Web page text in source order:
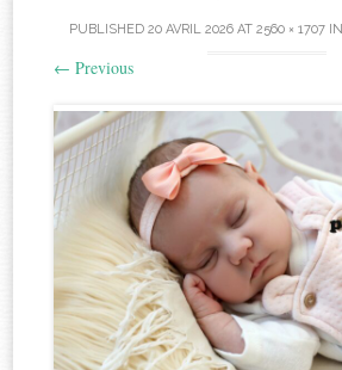
PUBLISHED 20 AVRIL 2026AT 2560 × 1707IN
← Previous